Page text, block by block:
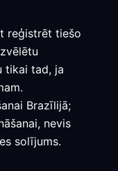
reģistrēt tiešo
tikai tad, ja
Brazīlijā;
nevis
solījums.